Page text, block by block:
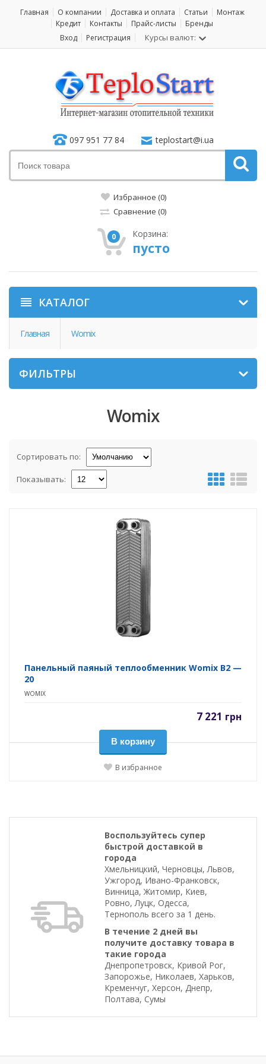
Главная О компании Доставка и оплата Статьи
Монтаж
Кредит
Контакты Прайс-листы
Бренды
Вход
Регистрация Курсы валют:
097 951 77 84 teplostart@i.ua
Избранное (0)
Сравнение (0)
0 Корзина:
пусто
КАТАЛОГ
Главная Womix
ФИЛЬТРЫ
Womix
Сортировать по:
Показывать:
Панельный паяный теплообменник Womix B2 —
20
WOMIX
7 221 грн
В корзину
В избранное
Воспользуйтесь супер
быстрой доставкой в
города
Хмельницкий, Черновцы, Львов,
Ужгород, Ивано-Франковск,
Винница, Житомир, Киев,
Ровно, Луцк, Одесса,
Тернополь всего за 1 день.
В течение 2 дней вы
получите доставку товара в
такие города
Днепропетровск, Кривой Рог,
Запорожье, Николаев, Харьков,
Кременчуг, Херсон, Днепр,
Полтава, Сумы